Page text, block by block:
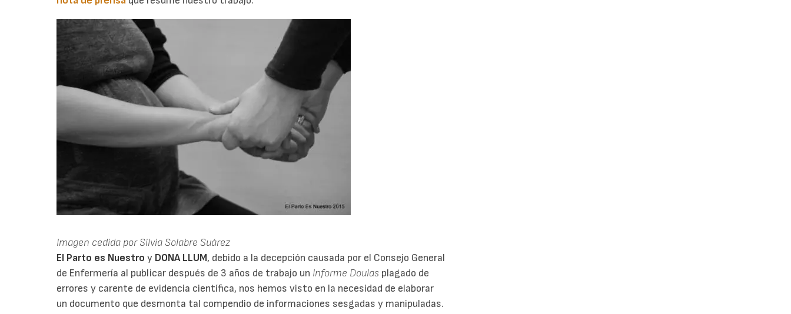
Imagen cedida por Silvia Solabre Suárez
El Parto es Nuestro y DONA LLUM, debido a la decepción causada por el Consejo General
de Enfermería al publicar después de 3 años de trabajo un Informe Doulas plagado de
errores y carente de evidencia científica, nos hemos visto en la necesidad de elaborar
un documento que desmonta tal compendio de informaciones sesgadas y manipuladas.